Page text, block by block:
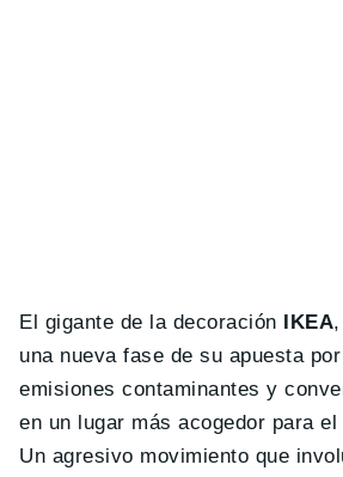
El gigante de la decoración IKEA
una nueva fase de su apuesta
emisiones contaminantes y
en un lugar más acogedor para el
Un agresivo movimiento que